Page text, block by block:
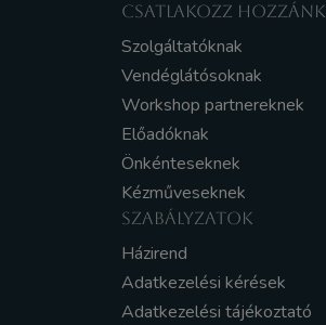
CSATLAKOZZ HOZZÁNK
Szolgáltatóknak
Vendéglátósoknak
Workshop partnereknek
Előadóknak
Önkénteseknek
Kézműveseknek
SZABÁLYZATOK
Házirend
Adatkezelési kérések
Adatkezelési tájékoztató